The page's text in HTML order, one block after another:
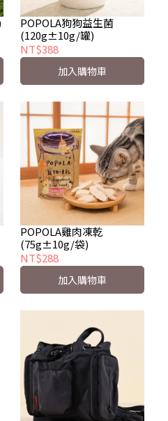
POPOLA狗狗益生菌
(120g±10g/罐)
NT$388
加入購物車
POPOLA雞肉凍乾
(75g±10g/袋)
NT$288
加入購物車